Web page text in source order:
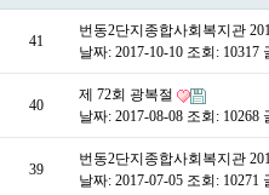
41
번동2단지종합사회복지관
날짜: 2017-10-10 조회: 10317
40
제 72회 광복절
날짜: 2017-08-08 조회: 10268
39
번동2단지종합사회복지관
날짜: 2017-07-05 조회: 10271